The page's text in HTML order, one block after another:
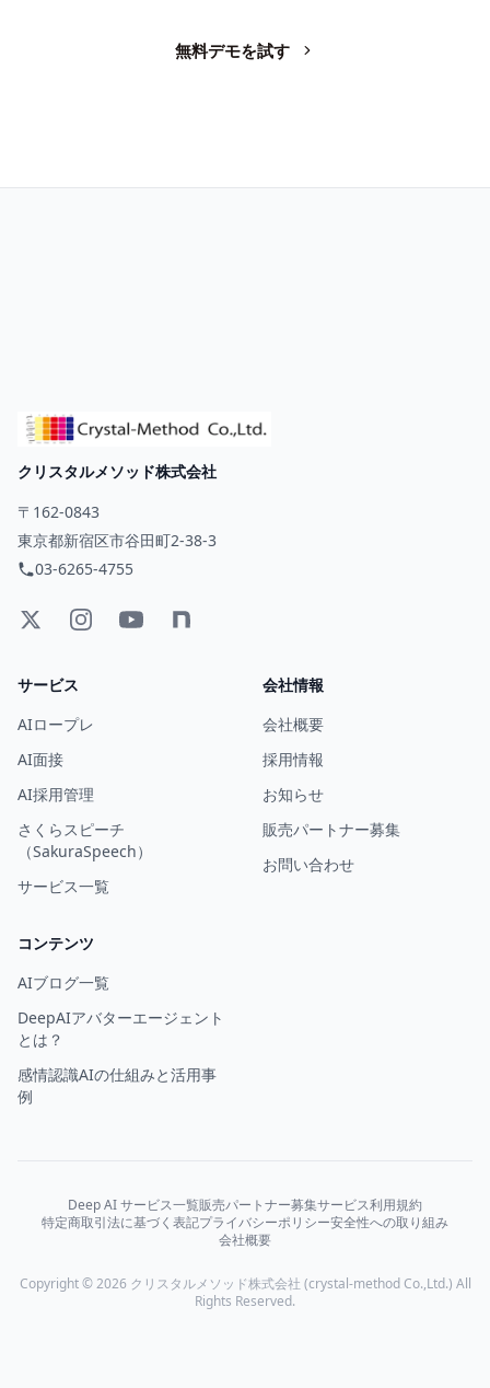
無料デモを試す
クリスタルメソッド株式会社
〒162-0843
東京都新宿区市谷田町2-38-3
03-6265-4755
サービス
AIロープレ
AI面接
AI採用管理
さくらスピーチ
（SakuraSpeech）
サービス一覧
会社情報
会社概要
採用情報
お知らせ
販売パートナー募集
お問い合わせ
コンテンツ
AIブログ一覧
DeepAIアバターエージェント
とは？
感情認識AIの仕組みと活用事
例
Deep AI サービス一覧販売パートナー募集サービス利用規約
特定商取引法に基づく表記プライバシーポリシー安全性への取り組み
会社概要
Copyright © 2026 クリスタルメソッド株式会社 (crystal-method Co.,Ltd.) All
Rights Reserved.